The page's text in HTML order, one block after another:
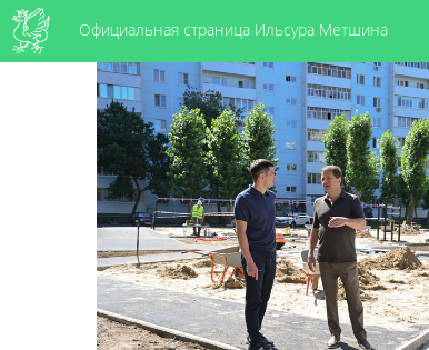
Официальная страница Ильсура Метшина